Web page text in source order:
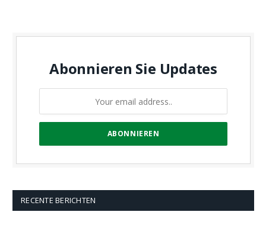
Abonnieren Sie Updates
RECENTE BERICHTEN